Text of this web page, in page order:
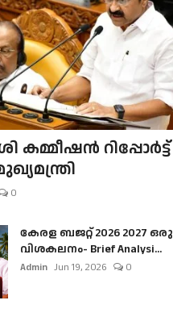
കമ്മീഷൻ റിപ്പോർട്ട്
0
കേരള ബജറ്റ് 2026 2027 ഒരു
വിശകലനം- Brief Analysi...
Admin Jun 19, 2026 0